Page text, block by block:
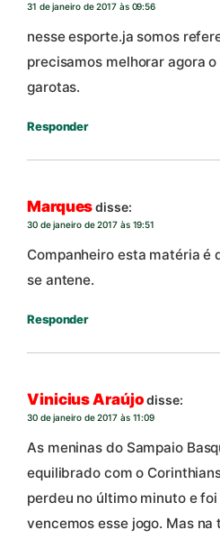
31 de janeiro de 2017 às 09:56
nesse esporte.ja somos
precisamos melhorar agora
garotas.
Responder
Marquesdisse:
30 de janeiro de 2017 às 19:51
Companheiro esta matéria é
se antene.
Responder
Vinicius Araújo disse:
30 de janeiro de 2017 às 11:09
As meninas do Sampaio
equilibrado com o
perdeu no último minuto e
vencemos esse jogo. Mas